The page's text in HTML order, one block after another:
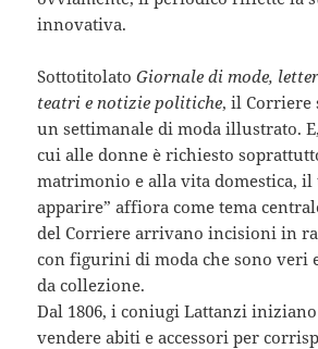
innovativa.
SottotitolatoGiornale di mode,
teatri e notizie politiche, il Corriere
un settimanale di moda illustrato.
cui alle donne è richiesto
matrimonio e alla vita domestica, il
apparire” affiora come tema
del Corriere arrivano incisioni in
con figurini di moda che sono veri
da collezione.
Dal 1806, i coniugi Lattanzi
vendere abiti e accessori per